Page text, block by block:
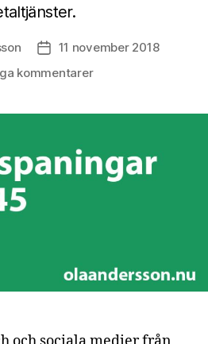
Inläggsdatum
11 november 2018
kommentarertill
2018